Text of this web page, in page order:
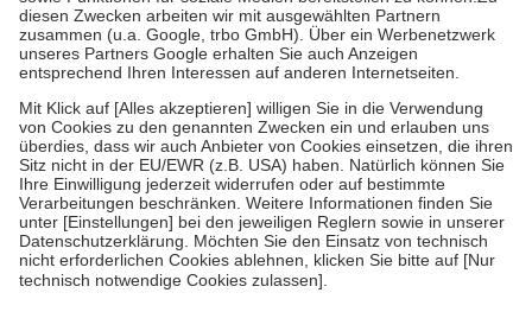
Zuzahlung zehn Prozent der Kosten sowie zehn Euro je
Verordnung.
Um das Engagement der Versicherten für ihre eigene Gesundheit zu
stärken und die besondere Stellung der Familie zu unterstützen,
fallenkeine Zuzahlungenan bei:
• Kindern und Jugendlichen bis zum vollendeten 18. Lebensjahr
mit Ausnahme der Fahrkosten
• Untersuchungen zur Vorsorge und Früherkennung, die von der
GKV getragen werden
• empfohlenen Schutzimpfungen
• Harn- und Blutteststreifen